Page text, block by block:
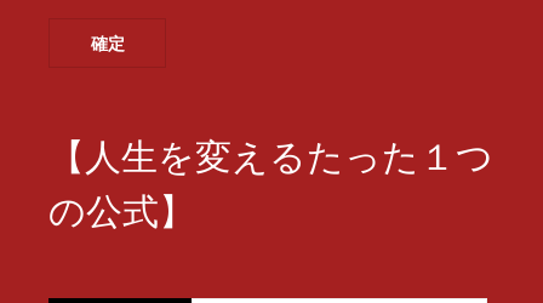
【人生を変えるたった１つ
の公式】